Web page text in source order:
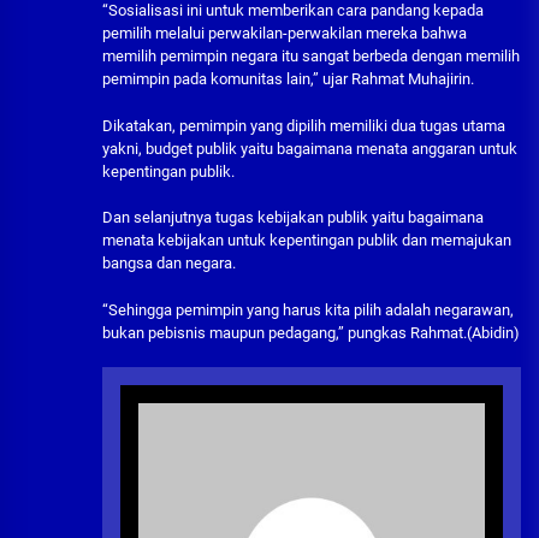
“Sosialisasi ini untuk memberikan cara pandang kepada
pemilih melalui perwakilan-perwakilan mereka bahwa
memilih pemimpin negara itu sangat berbeda dengan memilih
pemimpin pada komunitas lain,” ujar Rahmat Muhajirin.
Dikatakan, pemimpin yang dipilih memiliki dua tugas utama
yakni, budget publik yaitu bagaimana menata anggaran untuk
kepentingan publik.
Dan selanjutnya tugas kebijakan publik yaitu bagaimana
menata kebijakan untuk kepentingan publik dan memajukan
bangsa dan negara.
“Sehingga pemimpin yang harus kita pilih adalah negarawan,
bukan pebisnis maupun pedagang,” pungkas Rahmat.(Abidin)